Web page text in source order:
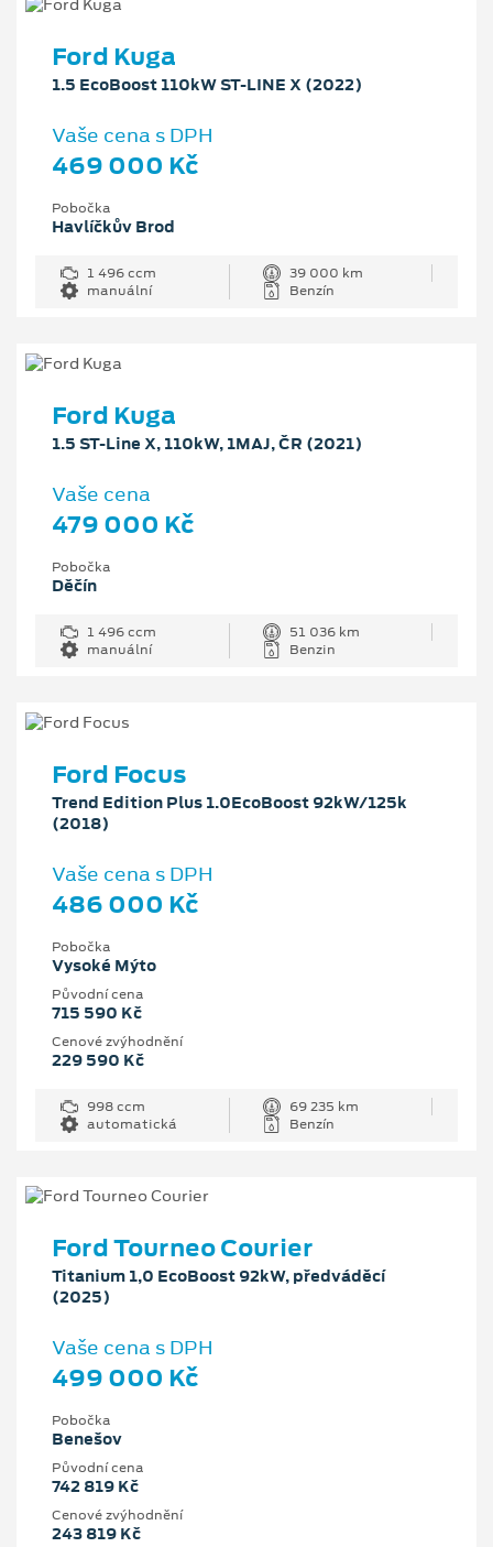
Ford Kuga
1.5 EcoBoost 110kW ST-LINE X (2022)
Vaše cena s DPH
469 000 Kč
Pobočka
Havlíčkův Brod
1 496 ccm
39 000 km
manuální
Benzín
Ford Kuga
1.5 ST-Line X, 110kW, 1MAJ, ČR (2021)
Vaše cena
479 000 Kč
Pobočka
Děčín
1 496 ccm
51 036 km
manuální
Benzin
Ford Focus
Trend Edition Plus 1.0EcoBoost 92kW/125k
(2018)
Vaše cena s DPH
486 000 Kč
Pobočka
Vysoké Mýto
Původní cena
715 590 Kč
Cenové zvýhodnění
229 590 Kč
998 ccm
69 235 km
automatická
Benzín
Ford Tourneo Courier
Titanium 1,0 EcoBoost 92kW, předváděcí
(2025)
Vaše cena s DPH
499 000 Kč
Pobočka
Benešov
Původní cena
742 819 Kč
Cenové zvýhodnění
243 819 Kč